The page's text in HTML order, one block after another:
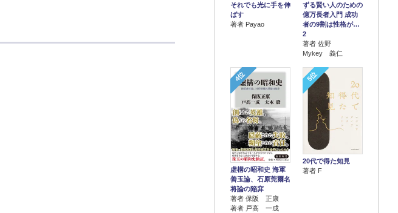
それでも光に手を伸
ばす
著者 Payao
ずる賢い人のための
億万長者入門 成功
者の9割は性格が…
2
著者 佐野
Mykey 義仁
4位
虚構の昭和史 海軍
善玉論、石原莞爾名
将論の陥穽
著者 保阪 正康
著者 戸高 一成
5位
20代で得た知見
著者 F